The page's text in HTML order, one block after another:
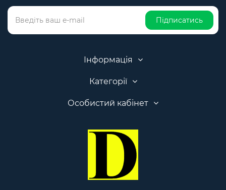
Підписатись
Інформація
Категорії
Особистий кабінет